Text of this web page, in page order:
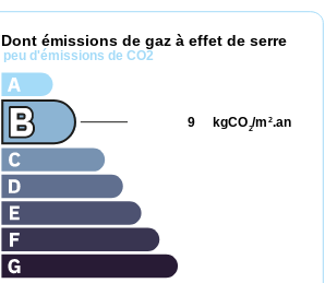
Dont émissions de gaz à effet de serre
peu d'émissions de CO2
kgCO2/m 2.an
9